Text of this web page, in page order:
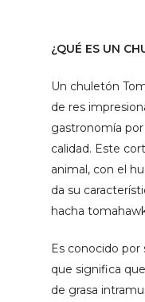
¿QUÉ ES UN
Un chuletón
de res
gastronomía
calidad. Este
animal, con el
da su
hacha
Es conocido
que significa
de grasa